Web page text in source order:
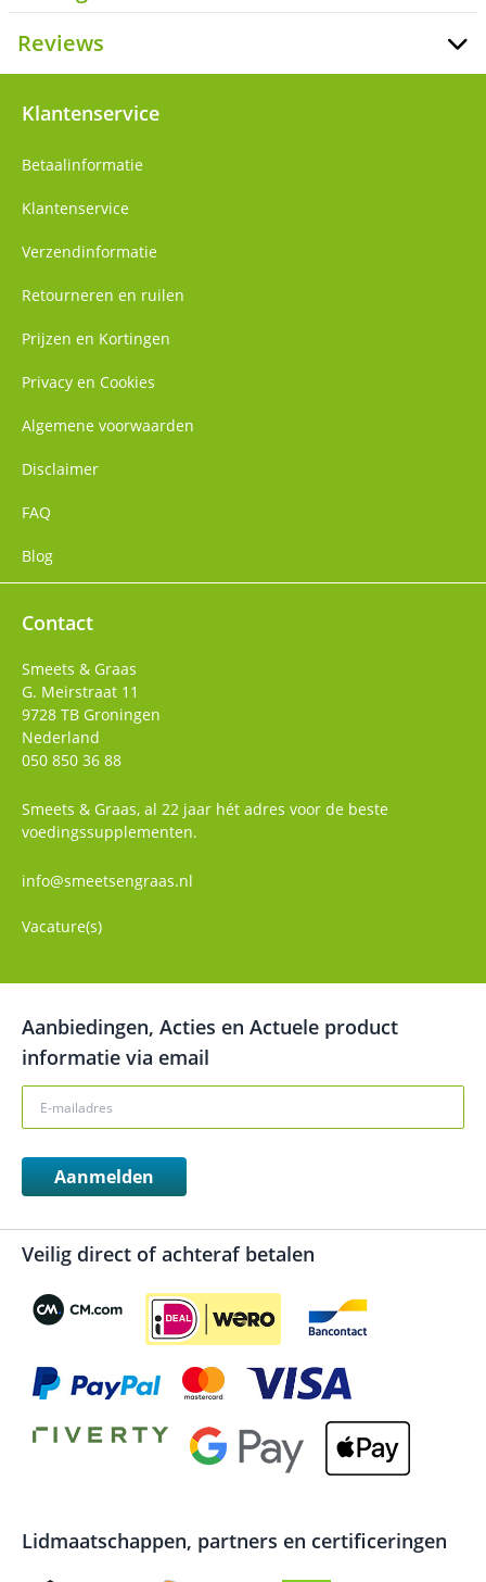
Reviews
Klantenservice
Betaalinformatie
Klantenservice
Verzendinformatie
Retourneren en ruilen
Prijzen en Kortingen
Privacy en Cookies
Algemene voorwaarden
Disclaimer
FAQ
Blog
Contact
Smeets & Graas
G. Meirstraat 11
9728 TB Groningen
Nederland
050 850 36 88
Smeets & Graas, al 22 jaar hét adres voor de beste
voedingssupplementen.
info@smeetsengraas.nl
Vacature(s)
Aanbiedingen, Acties en Actuele product
informatie via email
Aanmelden
Veilig direct of achteraf betalen
Lidmaatschappen, partners en certificeringen